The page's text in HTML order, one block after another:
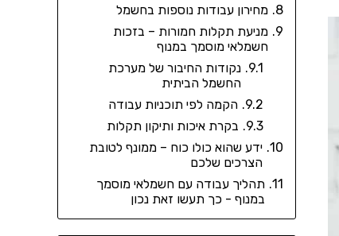
מחירון עבודות נוספות בחשמל
מניעת תקלות חמורות – בזכות
חשמלאי מוסמך במנוף
נקודות החיבור של מערכת
החשמל הביתית
הקמה לפי תוכניות עבודה
בקרת איכות ותיקון תקלות
ידע שהוא כולו כוח – ממונף לטובת
הצרכים שלכם
תהליך עבודה עם חשמלאי מוסמך
במנוף - כך תעשו זאת נכון